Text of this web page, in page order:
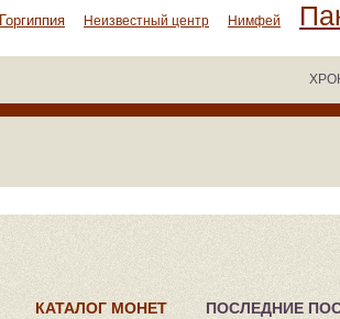
Горгиппия Неизвестный центр Нимфей
КАТАЛОГ МОНЕТ ПОСЛЕДНИЕ